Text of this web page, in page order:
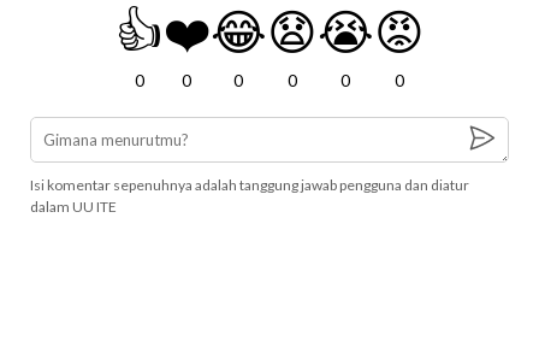
👍
0
❤️
0
😂
0
😧
0
😭
0
😡
0
Isi komentar sepenuhnya adalah tanggung jawab pengguna dan diatur
dalam UU ITE